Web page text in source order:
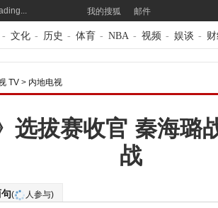
我的搜狐 邮件
- 文化 - 历史 - 体育 - NBA - 视频 - 娱谈 -
TV > 内地电视
选拔赛收官 秦海璐
战
( 人参与)